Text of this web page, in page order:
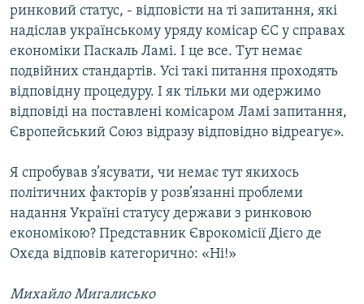
ринковий статус, - відповісти на ті запитання, які
надіслав українському уряду комісар ЄС у справах
економіки Паскаль Ламі. І це все. Тут немає
подвійних стандартів. Усі такі питання проходять
відповідну процедуру. І як тільки ми одержимо
відповіді на поставлені комісаром Ламі запитання,
Європейський Союз відразу відповідно відреагує».
Я спробував з’ясувати, чи немає тут якихось
політичних факторів у розв’язанні проблеми
надання Україні статусу держави з ринковою
економікою? Представник Єврокомісії Дієго де
Охєда відповів категорично: «Ні!»
Михайло Мигалисько